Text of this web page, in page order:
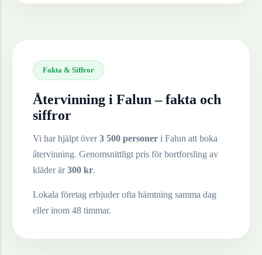
Fakta & Siffror
Återvinning i Falun – fakta och
siffror
Vi har hjälpt över3 500 personer i Falun att boka
återvinning. Genomsnittligt pris för bortforsling av
kläderär300 kr.
Lokala företag erbjuder ofta hämtning samma dag
eller inom 48 timmar.